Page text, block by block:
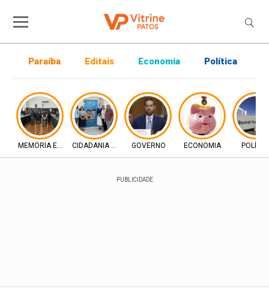
Paraíba Editais Economia Política
MEMÓRIA E DIREITOCIDADANIA E INCLUSÃO
GOVERNO ECONOMIA
PUBLICIDADE